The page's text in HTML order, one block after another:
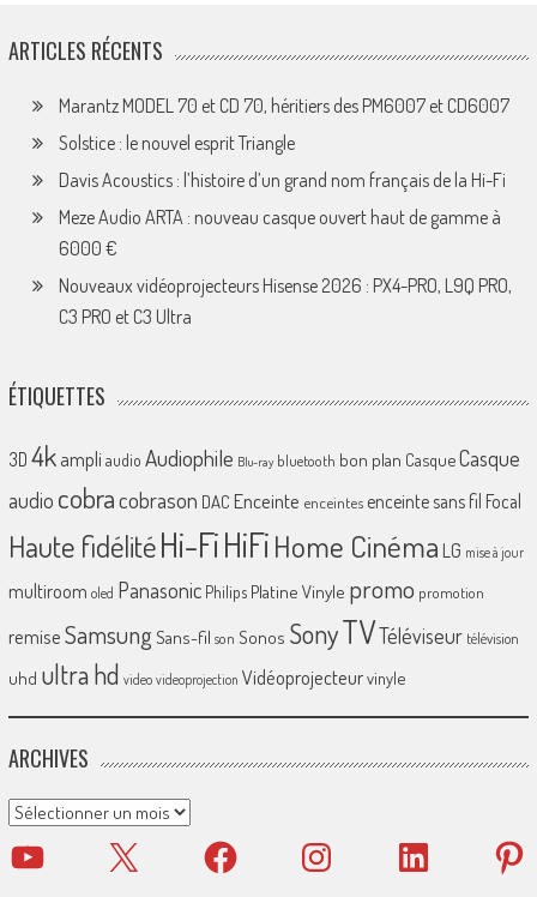
ARTICLES RÉCENTS
Marantz MODEL 70 et CD 70, héritiers des PM6007 et CD6007
Solstice : le nouvel esprit Triangle
Davis Acoustics : l’histoire d’un grand nom français de la Hi-Fi
Meze Audio ARTA : nouveau casque ouvert haut de gamme à
6000 €
Nouveaux vidéoprojecteurs Hisense 2026 : PX4-PRO, L9Q PRO,
C3 PRO et C3 Ultra
ÉTIQUETTES
3D 4k ampliaudio Audiophile Blu-ray bluetooth bon plan CasqueCasque
audio cobracobrason DAC Enceinte enceintes enceinte sans fil Focal
Haute fidélitéHi-FiHiFiHome Cinéma LG mise à jour
multiroom oled Panasonic Philips Platine Vinyle promo promotion
remiseSamsungSans-fil son Sonos SonyTVTéléviseur télévision
uhd ultra hd video videoprojection Vidéoprojecteurvinyle
ARCHIVES
Archives
YouTube X Facebook Instagram LinkedIn